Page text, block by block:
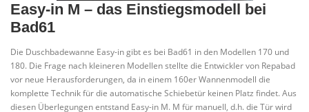
Easy-in M – das Einstiegsmodell bei
Bad61
Die Duschbadewanne Easy-in gibt es bei Bad61 in den Modellen 170 und
180. Die Frage nach kleineren Modellen stellte die Entwickler von Repabad
vor neue Herausforderungen, da in einem 160er Wannenmodell die
komplette Technik für die automatische Schiebetür keinen Platz findet. Aus
diesen Überlegungen entstand Easy-in M. M für manuell, d.h. die Tür wird